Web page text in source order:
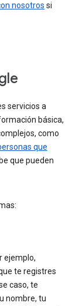
nosotros si
servicios a
básica,
como
que
que pueden
ejemplo,
te registres
caso, te
nombre, tu